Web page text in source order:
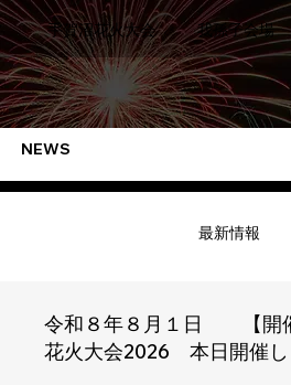
手賀沼花火大会 ​我孫子会場
令和８年８月１日 【開
花火大会2026 本日開催し
NEWS
​最新情報